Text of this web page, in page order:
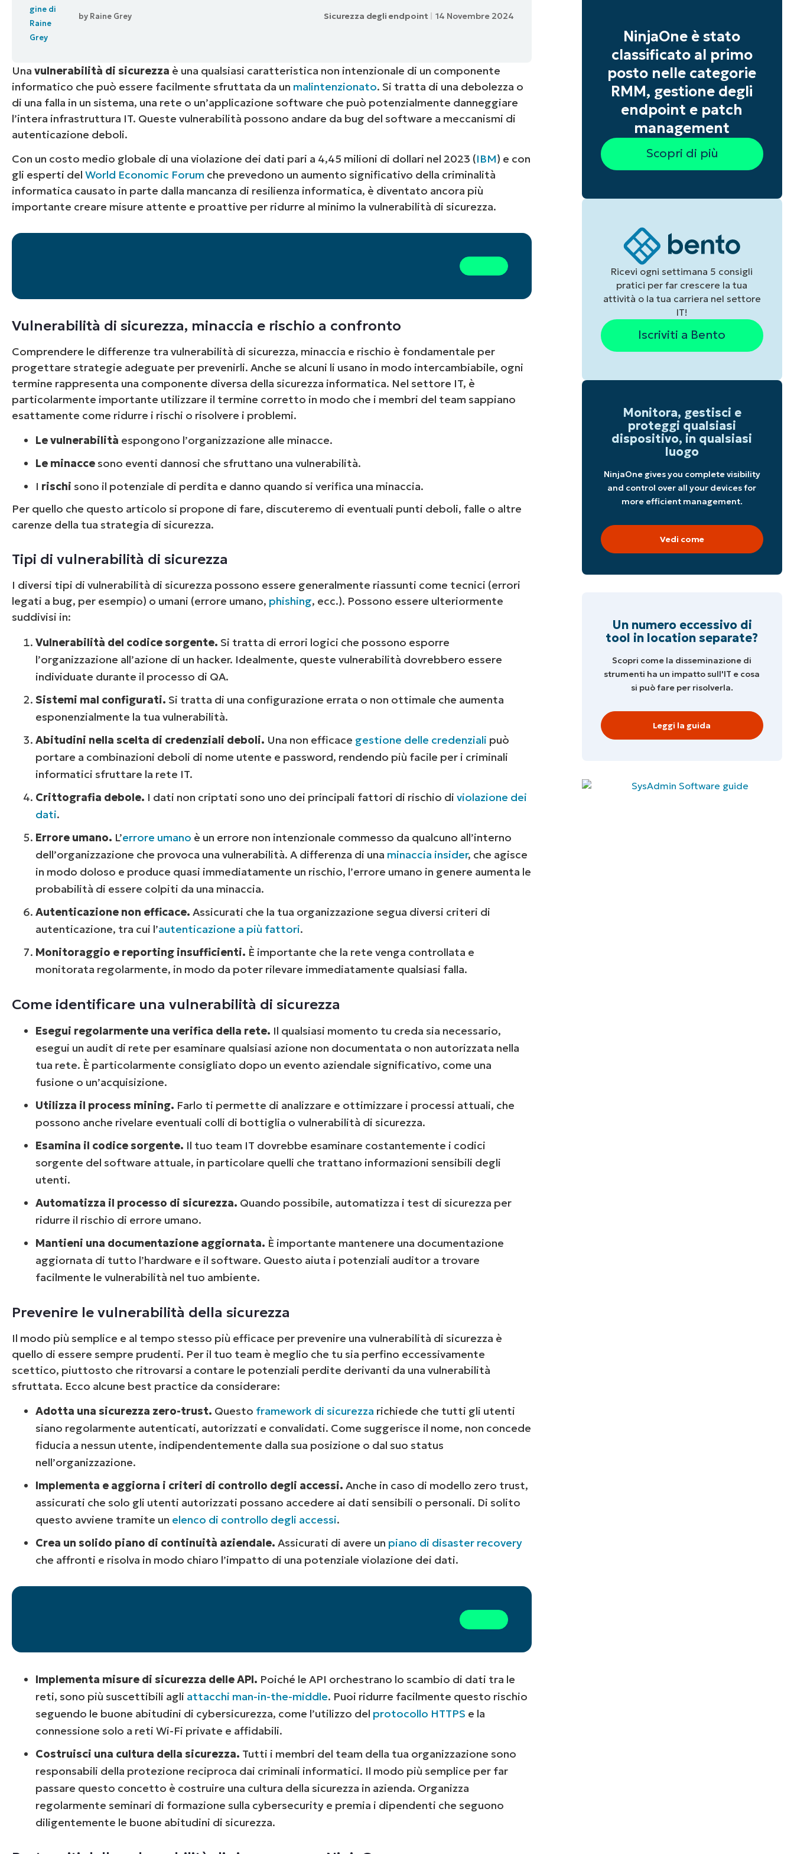
CONTATTO COMMERCIALE GUARDA UNA DEMO
CONTATTO COMMERCIALE GUARDA UNA DEMO
by Raine Grey Sicurezza degli endpoint 14 Novembre 2024
Unavulnerabilità di sicurezza è una qualsiasi caratteristica non intenzionale di un componente
informatico che può essere facilmente sfruttata da un malintenzionato. Si tratta di una debolezza o
di una falla in un sistema, una rete o un’applicazione software che può potenzialmente danneggiare
l’intera infrastruttura IT. Queste vulnerabilità possono andare da bug del software a meccanismi di
autenticazione deboli.
Con un costo medio globale di una violazione dei dati pari a 4,45 milioni di dollari nel 2023 (IBM) e con
gli esperti delWorld Economic Forum che prevedono un aumento significativo della criminalità
informatica causato in parte dalla mancanza di resilienza informatica, è diventato ancora più
importante creare misure attente e proattive per ridurre al minimo la vulnerabilità di sicurezza.
Vulnerabilità di sicurezza, minaccia e rischio a confronto
Comprendere le differenze tra vulnerabilità di sicurezza, minaccia e rischio è fondamentale per
progettare strategie adeguate per prevenirli. Anche se alcuni li usano in modo intercambiabile, ogni
termine rappresenta una componente diversa della sicurezza informatica. Nel settore IT, è
particolarmente importante utilizzare il termine corretto in modo che i membri del team sappiano
esattamente come ridurre i rischi o risolvere i problemi.
Le vulnerabilità espongono l’organizzazione alle minacce.
Le minaccesono eventi dannosi che sfruttano una vulnerabilità.
I rischi sono il potenziale di perdita e danno quando si verifica una minaccia.
Per quello che questo articolo si propone di fare, discuteremo di eventuali punti deboli, falle o altre
carenze della tua strategia di sicurezza.
Tipi di vulnerabilità di sicurezza
I diversi tipi di vulnerabilità di sicurezza possono essere generalmente riassunti come tecnici (errori
legati a bug, per esempio) o umani (errore umano, phishing, ecc.). Possono essere ulteriormente
suddivisi in:
Vulnerabilità del codice sorgente. Si tratta di errori logici che possono esporre
l’organizzazione all’azione di un hacker. Idealmente, queste vulnerabilità dovrebbero essere
individuate durante il processo di QA.
Sistemi mal configurati. Si tratta di una configurazione errata o non ottimale che aumenta
esponenzialmente la tua vulnerabilità.
Abitudini nella scelta di credenziali deboli. Una non efficace gestione delle credenziali può
portare a combinazioni deboli di nome utente e password, rendendo più facile per i criminali
informatici sfruttare la rete IT.
Crittografia debole. I dati non criptati sono uno dei principali fattori di rischio diviolazione dei
dati.
Errore umano. L’errore umano è un errore non intenzionale commesso da qualcuno all’interno
dell’organizzazione che provoca una vulnerabilità. A differenza di una minaccia insider, che agisce
in modo doloso e produce quasi immediatamente un rischio, l’errore umano in genere aumenta le
probabilità di essere colpiti da una minaccia.
Autenticazione non efficace. Assicurati che la tua organizzazione segua diversi criteri di
autenticazione, tra cui l’autenticazione a più fattori.
Monitoraggio e reporting insufficienti. È importante che la rete venga controllata e
monitorata regolarmente, in modo da poter rilevare immediatamente qualsiasi falla.
Come identificare una vulnerabilità di sicurezza
Esegui regolarmente una verifica della rete. Il qualsiasi momento tu creda sia necessario,
esegui un audit di rete per esaminare qualsiasi azione non documentata o non autorizzata nella
tua rete. È particolarmente consigliato dopo un evento aziendale significativo, come una
fusione o un’acquisizione.
Utilizza il process mining. Farlo ti permette di analizzare e ottimizzare i processi attuali, che
possono anche rivelare eventuali colli di bottiglia o vulnerabilità di sicurezza.
Esamina il codice sorgente. Il tuo team IT dovrebbe esaminare costantemente i codici
sorgente del software attuale, in particolare quelli che trattano informazioni sensibili degli
utenti.
Automatizza il processo di sicurezza. Quando possibile, automatizza i test di sicurezza per
ridurre il rischio di errore umano.
Mantieni una documentazione aggiornata. È importante mantenere una documentazione
aggiornata di tutto l’hardware e il software. Questo aiuta i potenziali auditor a trovare
facilmente le vulnerabilità nel tuo ambiente.
Prevenire le vulnerabilità della sicurezza
Il modo più semplice e al tempo stesso più efficace per prevenire una vulnerabilità di sicurezza è
quello di essere sempre prudenti. Per il tuo team è meglio che tu sia perfino eccessivamente
scettico, piuttosto che ritrovarsi a contare le potenziali perdite derivanti da una vulnerabilità
sfruttata. Ecco alcune best practice da considerare:
Adotta una sicurezza zero-trust. Questo framework di sicurezza richiede che tutti gli utenti
siano regolarmente autenticati, autorizzati e convalidati. Come suggerisce il nome, non concede
fiducia a nessun utente, indipendentemente dalla sua posizione o dal suo status
nell’organizzazione.
Implementa e aggiorna i criteri di controllo degli accessi.Anche in caso di modello zero trust,
assicurati che solo gli utenti autorizzati possano accedere ai dati sensibili o personali. Di solito
questo avviene tramite un elenco di controllo degli accessi.
Crea un solido piano di continuità aziendale. Assicurati di avere un piano di disaster recovery
che affronti e risolva in modo chiaro l’impatto di una potenziale violazione dei dati.
Implementa misure di sicurezza delle API. Poiché le API orchestrano lo scambio di dati tra le
reti, sono più suscettibili agli attacchi man-in-the-middle. Puoi ridurre facilmente questo rischio
seguendo le buone abitudini di cybersicurezza, come l’utilizzo del protocollo HTTPS e la
connessione solo a reti Wi-Fi private e affidabili.
Costruisci una cultura della sicurezza. Tutti i membri del team della tua organizzazione sono
responsabili della protezione reciproca dai criminali informatici. Il modo più semplice per far
passare questo concetto è costruire una cultura della sicurezza in azienda. Organizza
regolarmente seminari di formazione sulla cybersecurity e premia i dipendenti che seguono
diligentemente le buone abitudini di sicurezza.
NinjaOne è stato
classificato al primo
posto nelle categorie
RMM, gestione degli
endpoint e patch
management
Scopri di più
Ricevi ogni settimana 5 consigli
pratici per far crescere la tua
attività o la tua carriera nel settore
IT!
Iscriviti a Bento
Monitora, gestisci e
proteggi qualsiasi
dispositivo, in qualsiasi
luogo
NinjaOne gives you complete visibility
and control over all your devices for
more efficient management.
Vedi come
Un numero eccessivo di
tool in location separate?
Scopri come la disseminazione di
strumenti ha un impatto sull'IT e cosa
si può fare per risolverla.
Leggi la guida
Nessuna carta di credito richiesta, accesso completo a tutte le funzionalità
First
Phone
number*
Company
name*